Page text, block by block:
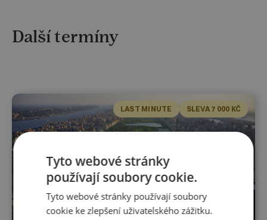
Další termíny
LAST MINUTE SLEVA 7 000 KČ
Tyto webové stránky
používají soubory cookie.
Tyto webové stránky používají soubory
cookie ke zlepšení uživatelského zážitku.